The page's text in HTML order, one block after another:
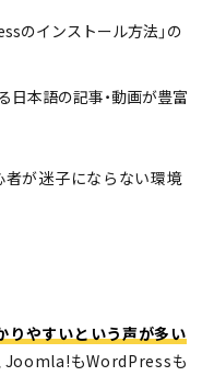
のインストール方法」の
本語の記事・動画が豊富
が迷子にならない環境
やすいという声が多い
Joomla!もWordPressも